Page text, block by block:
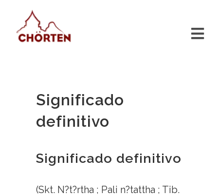
Significado
definitivo
Significado definitivo
(Skt. N?t?rtha ; Pali n?tattha ; Tib.